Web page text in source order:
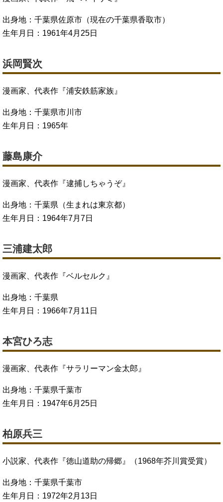
出身地：千葉県佐原市（現在の千葉県香取市）
生年月日：1961年4月25日
浜岡賢次
漫画家、代表作『浦安鉄筋家族』
出身地：千葉県市川市
生年月日：1965年
藤島康介
漫画家、代表作『逮捕しちゃうぞ』
出身地：千葉県（生まれは東京都）
生年月日：1964年7月7日
三浦建太郎
漫画家、代表作『ベルセルク』
出身地：千葉県
生年月日：1966年7月11日
本宮ひろ志
漫画家、代表作『サラリーマン金太郎』
出身地：千葉県千葉市
生年月日：1947年6月25日
柏原兵三
小説家、代表作『徳山道助の帰郷』（1968年芥川賞受賞）
出身地：千葉県千葉市
生年月日：1972年2月13日